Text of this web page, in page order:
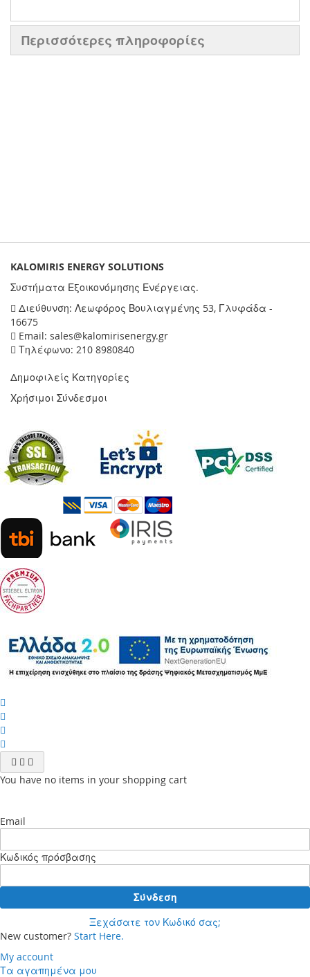
Περισσότερες πληροφορίες
KALOMIRIS ENERGY SOLUTIONS
Συστήματα Εξοικονόμησης Ενέργειας.
Διεύθυνση: Λεωφόρος Βουλιαγμένης 53, Γλυφάδα -
16675
Email: sales@kalomirisenergy.gr
Τηλέφωνο: 210 8980840
Δημοφιλείς Κατηγορίες
Χρήσιμοι Σύνδεσμοι
You have no items in your shopping cart
Email
Κωδικός πρόσβασης
Σύνδεση
Ξεχάσατε τον Κωδικό σας;
New customer? Start Here.
My account
Τα αγαπημένα μου